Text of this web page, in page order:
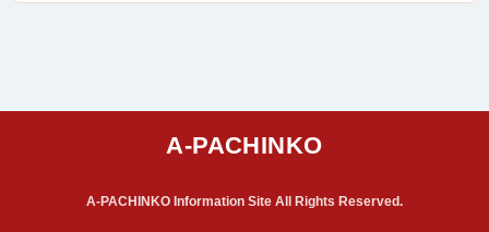
A-PACHINKO Information Site All Rights Reserved.